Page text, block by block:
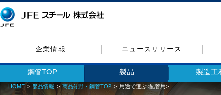
企業情報 ニュースリリース
鋼管TOP 製品 製造工
HOME 製品情報 商品分野・鋼管TOP 用途で選ぶ<配管用>